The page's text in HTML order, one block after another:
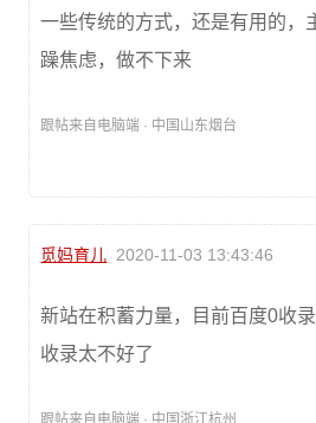
一些传统的方式，还是有用的，
躁焦虑，做不下来
跟帖来自电脑端 · 中国山东烟台
觅妈育儿 2020-11-03 13:43:46
新站在积蓄力量，目前百度0收
收录太不好了